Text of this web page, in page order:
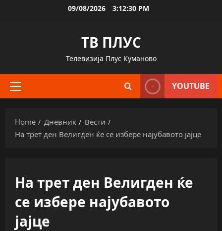
09/08/2026 3:12:31 PM
ТВ ПЛУС
Телевизија Плус Куманово
Primary
YOUTUBE
Home Дневник
Вести
На трет ден Велигден ќе се избере најубавото јајце
На трет ден Велигден ќе
се избере најубавото
јајце